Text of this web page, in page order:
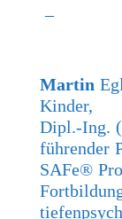
–
Martin
Kinder,
Dipl.-Ing.
führender
SAFe®